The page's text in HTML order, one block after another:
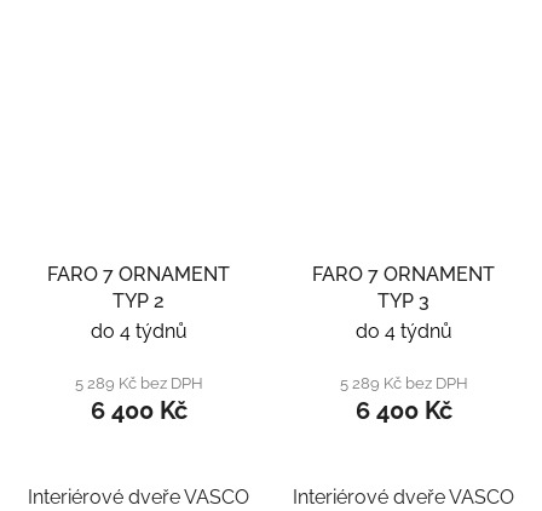
FARO 7 ORNAMENT
TYP 2
do 4 týdnů
5 289 Kč bez DPH
6 400 Kč
Interiérové dveře VASCO
FARO 7 ORNAMENT
TYP 3
do 4 týdnů
5 289 Kč bez DPH
6 400 Kč
Interiérové dveře VASCO